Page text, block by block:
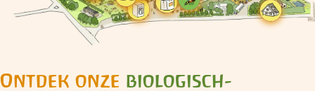
Ontdek onze biologisch-